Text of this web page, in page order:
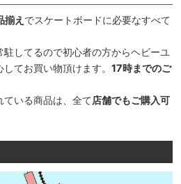
え でスケートボードに必要なすべて
してるので初心者の方からヘビーユ
てお買い物頂けます。 17時までのご
ている商品は、全て店舗でもご購入可